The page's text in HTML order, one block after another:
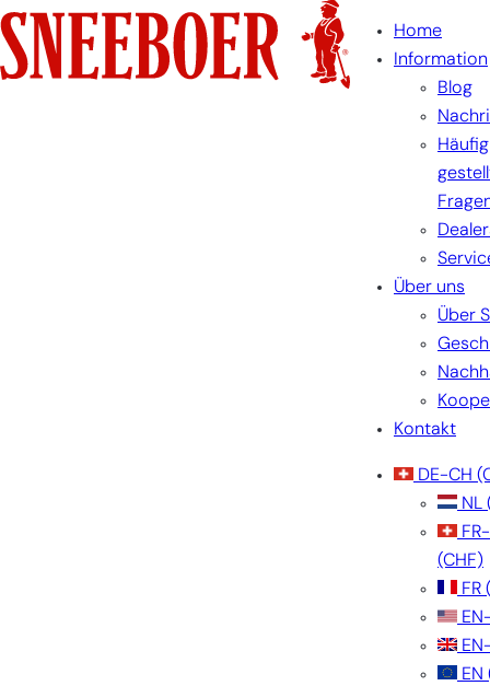
Skip
to
content
Home
Information
Blog
Häufig
Über uns
Über
Kontakt
DE-CH
NL
(CHF)
FR
EN